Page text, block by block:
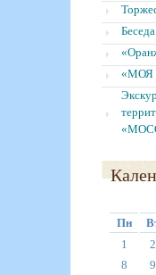
«МОЯ
Пн
1
2
8
9